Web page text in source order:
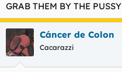
GRAB THEM BY THE PUSSY
Cáncer de Colon
Cacarazzi